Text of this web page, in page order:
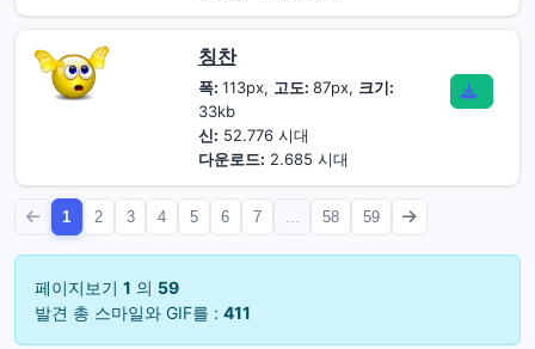
칭찬
폭: 113px, 고도: 87px, 크기:
33kb
신: 52.776 시대
다운로드: 2.685 시대
1 2 3 4 5 6 7 58 59
페이지보기 1 의 59
발견 총 스마일와 GIF를 : 411